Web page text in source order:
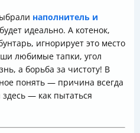
наполнитель и
идеально. А котенок,
игнорирует это место
любимые тапки, угол
а борьба за чистоту! В
понять — причина всегда
здесь — как пытаться